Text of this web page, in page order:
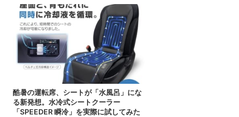
酷暑の運転席、シートが「水風呂」にな
る新発想。水冷式シートクーラー
「SPEEDER 瞬冷」を実際に試してみた